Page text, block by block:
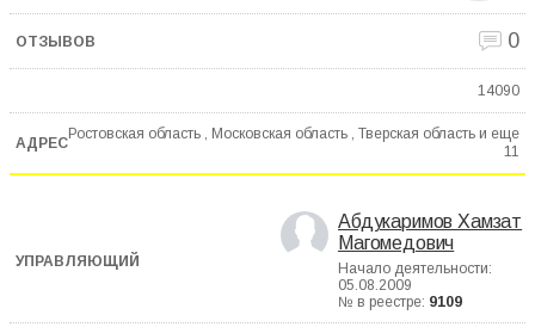
0
14090
Ростовская область , Московская область , Тверская область и еще
11
Абдукаримов Хамзат
Магомедович
Начало деятельности:
05.08.2009
№ в реестре: 9109